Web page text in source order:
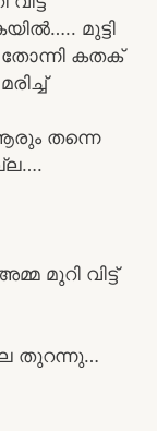
മുട്ടി
തോന്നി കതക്
തന്നെ
മുറി വിട്ട്
തുറന്നു…